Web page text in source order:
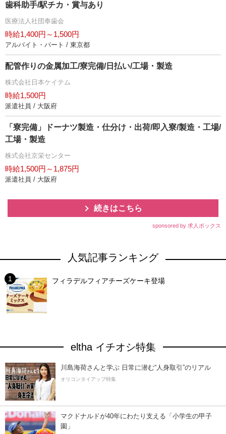
歯科助手/駅チカ・賞与あり
医療法人社団奉歯会
時給1,400円～1,500円
アルバイト・パート / 東京都
配管作りの金属加工/寮完備/日払い/工場・製造
株式会社日本ケイテム
時給1,500円
派遣社員 / 大阪府
「寮完備」ドーナツ製造・仕分け・出荷/即入寮/製造・工場/
工場・製造
株式会社京栄センター
時給1,500円～1,875円
派遣社員 / 大阪府
続きはこちら
sponsored by 求人ボックス
人気記事ランキング
フィラデルフィアチーズケーキ登場
eltha イチオシ特集
川島海荷さんと学ぶ 日常に潜む“人身取引”のリアル
オリコンタイアップ特集
マクドナルドが40年にわたり支える「小学生の甲子
園」